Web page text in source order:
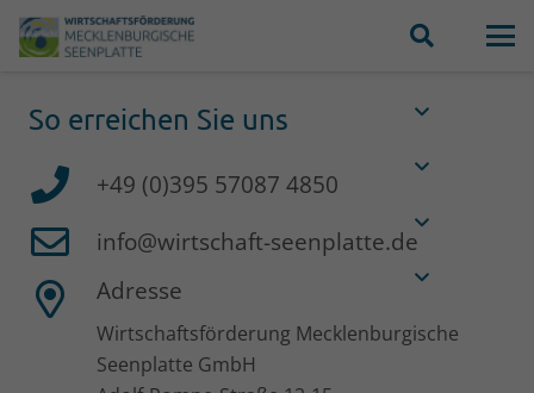
So erreichen Sie uns
+49 (0)395 57087 4850
info@wirtschaft-seenplatte.de
Adresse
Wirtschaftsförderung Mecklenburgische
Seenplatte GmbH